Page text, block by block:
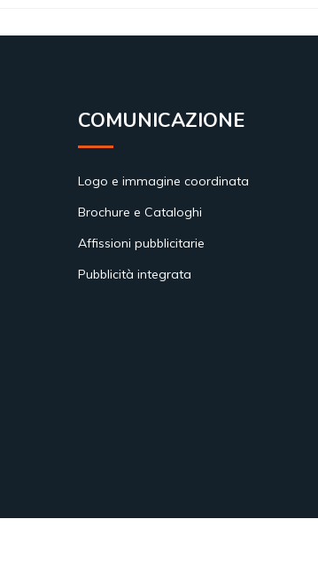
COMUNICAZIONE
Logo e immagine coordinata
Brochure e Cataloghi
Affissioni pubblicitarie
Pubblicità integrata